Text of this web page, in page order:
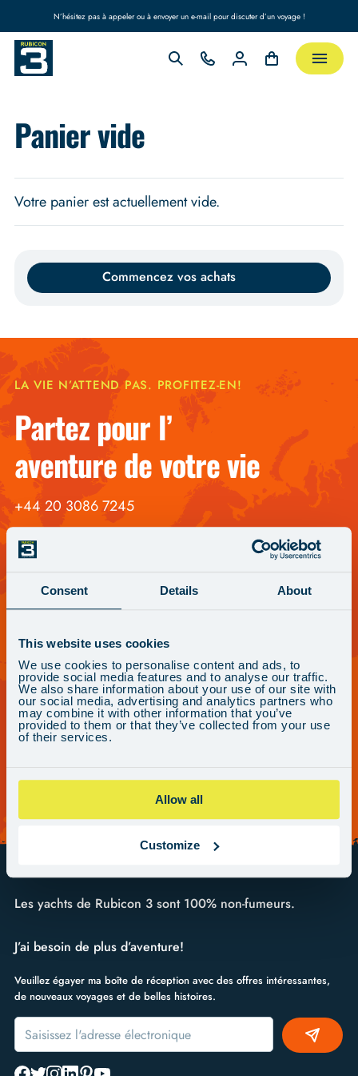
Consent Details About
This website uses cookies
We use cookies to personalise content and ads, to
provide social media features and to analyse our traffic.
We also share information about your use of our site with
our social media, advertising and analytics partners who
may combine it with other information that you’ve
provided to them or that they’ve collected from your use
of their services.
Allow all
Customize
N’hésitez pas à appeler ou à envoyer un e-mail pour discuter d’un voyage !
Panier vide
Votre panier est actuellement vide.
Commencez vos achats
LA VIE N’ATTEND PAS. PROFITEZ-EN!
Partez pour l’
aventure de votre vie
+44 20 3086 7245
Les yachts de Rubicon 3 sont 100% non-fumeurs.
J’ai besoin de plus d’aventure!
Veuillez égayer ma boîte de réception avec des offres intéressantes,
de nouveaux voyages et de belles histoires.
Alternative: